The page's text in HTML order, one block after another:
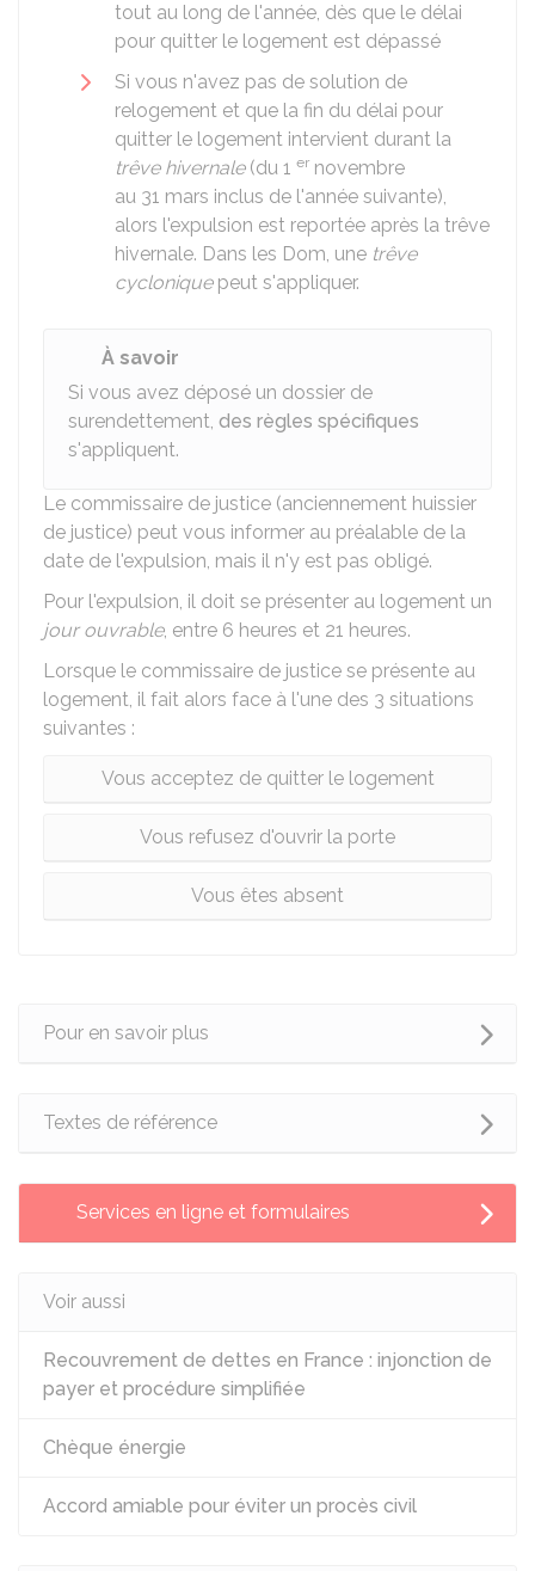
tout au long de l'année, dès que le délai
pour quitter le logement est dépassé
Si vous n'avez pas de solution de
relogement et que la fin du délai pour
quitter le logement intervient durant la
trêve hivernale(du 1 er novembre
au 31 mars inclus de l'année suivante),
alors l'expulsion est reportée après la trêve
hivernale. Dans les Dom, une trêve
cycloniquepeut s'appliquer.
À savoir
Si vous avez déposé un dossier de
surendettement, des règles spécifiques
s'appliquent.
Le commissaire de justice (anciennement huissier
de justice) peut vous informer au préalable de la
date de l'expulsion, mais il n'y est pas obligé.
Pour l'expulsion, il doit se présenter au logement un
jour ouvrable, entre 6 heures et 21 heures.
Lorsque le commissaire de justice se présente au
logement, il fait alors face à l'une des 3 situations
suivantes :
Vous acceptez de quitter le logement
Vous refusez d'ouvrir la porte
Vous êtes absent
Pour en savoir plus
Textes de référence
Services en ligne et formulaires
Voir aussi
Recouvrement de dettes en France : injonction de
payer et procédure simplifiée
Chèque énergie
Accord amiable pour éviter un procès civil